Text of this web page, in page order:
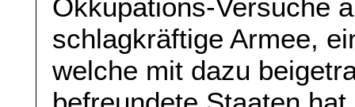
Okkupations-Versuche
schlagkräftige Armee,
welche mit dazu